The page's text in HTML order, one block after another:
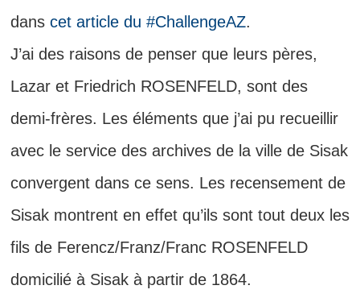
dans cet article du #ChallengeAZ.
J’ai des raisons de penser que leurs pères,
Lazar et Friedrich ROSENFELD, sont des
demi-frères. Les éléments que j’ai pu recueillir
avec le service des archives de la ville de Sisak
convergent dans ce sens. Les recensement de
Sisak montrent en effet qu’ils sont tout deux les
fils de Ferencz/Franz/Franc ROSENFELD
domicilié à Sisak à partir de 1864.